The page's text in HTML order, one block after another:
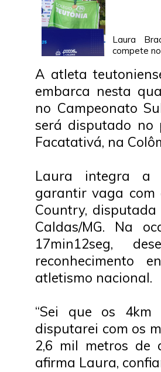
Laura
compete
A atleta
embarca nesta
no Campeonato
será disputado no
Facatativá, na
Laura integra a
garantir vaga com
Country,
Caldas/MG. Na
17min12seg,
reconhecimento
atletismo nacional.
“Sei que os
disputarei com os
2,6 mil metros de
afirma Laura,